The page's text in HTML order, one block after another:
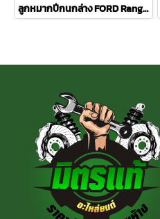
ลูกหมากปีกนกล่าง FORD Ranger T6 / MAZDA BT50 PRO 2WD , 4WD